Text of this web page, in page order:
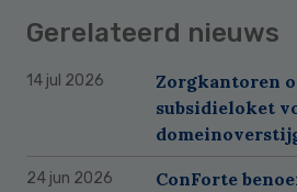
Gerelateerd nieuws
14 jul 2026
Zorgkantoren
subsidieloket
24 jun 2026
ConForte